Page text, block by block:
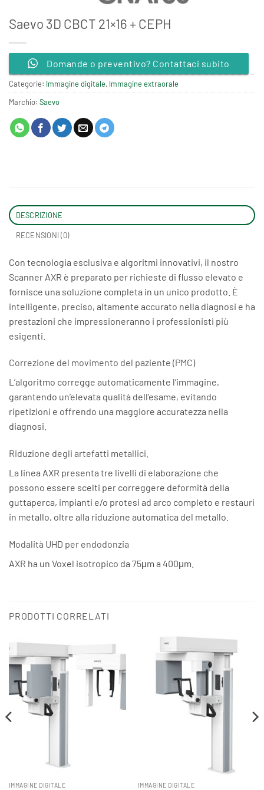
Saevo 3D CBCT 21×16 + CEPH
Domande o preventivo? Contattaci subito
Categorie: Immagine digitale, Immagine extraorale
Marchio: Saevo
DESCRIZIONE
RECENSIONI (0)
Con tecnologia esclusiva e algoritmi innovativi, il nostro
Scanner AXR è preparato per richieste di flusso elevato e
fornisce una soluzione completa in un unico prodotto. È
intelligente, preciso, altamente accurato nella diagnosi e ha
prestazioni che impressioneranno i professionisti più
esigenti.
Correzione del movimento del paziente (PMC)
L’algoritmo corregge automaticamente l’immagine,
garantendo un’elevata qualità dell’esame, evitando
ripetizioni e offrendo una maggiore accuratezza nella
diagnosi.
Riduzione degli artefatti metallici.
La linea AXR presenta tre livelli di elaborazione che
possono essere scelti per correggere deformità della
guttaperca, impianti e/o protesi ad arco completo e restauri
in metallo, oltre alla riduzione automatica del metallo.
Modalità UHD per endodonzia
AXR ha un Voxel isotropico da 75μm a 400μm.
PRODOTTI CORRELATI
IMMAGINE DIGITALE IMMAGINE DIGITALE